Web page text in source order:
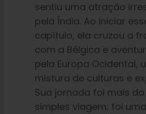
sentiu uma atração
pela Índia. Ao iniciar
capítulo, ela cruzou a
com a Bélgica e
pela Europa Ocidental,
mistura de culturas e
Sua jornada foi mais
simples viagem; foi